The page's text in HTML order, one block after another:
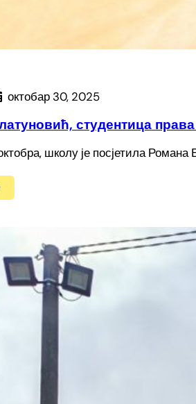
октобар 30, 2025
студентица
школу је посјетила